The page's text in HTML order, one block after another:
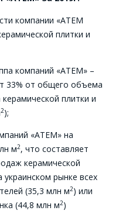
компании «АТЕМ
плитки и
компаний «АТЕМ» –
33% от общего объема
плитки и
2);
«АТЕМ» на
м2, что составляет
керамической
украинском рынке всех
(35,3 млн м2) или
(44,8 млн м2)